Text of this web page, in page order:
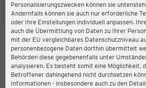
Personalisierungszwecken können sie
Andernfalls können sie auch nur erforderliche
oder Ihre Einstellungen individuell anpassen.
auch die Übermittlung von Daten zu Ihrer
mit der EU vergleichbares Datenschutzniveau
personenbezogene Daten dorthin übermittelt
Behörden diese gegebenenfalls unter
analysieren. Es besteht somit eine Möglichkeit,
Betroffener dahingehend nicht durchsetzen
Informationen - insbesondere auch zu den
STANDORT SERVICES SORTIMENT
Ernsting's family
Humboldstr. 90, 99425 Weimar